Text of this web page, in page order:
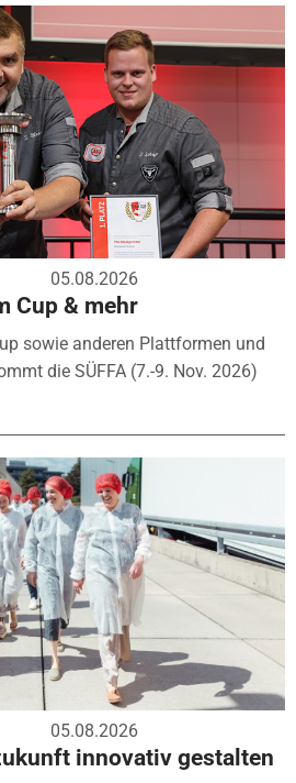
05.08.2026
Cup & mehr
sowie anderen Plattformen und
die SÜFFA (7.-9. Nov. 2026)
05.08.2026
innovativ gestalten